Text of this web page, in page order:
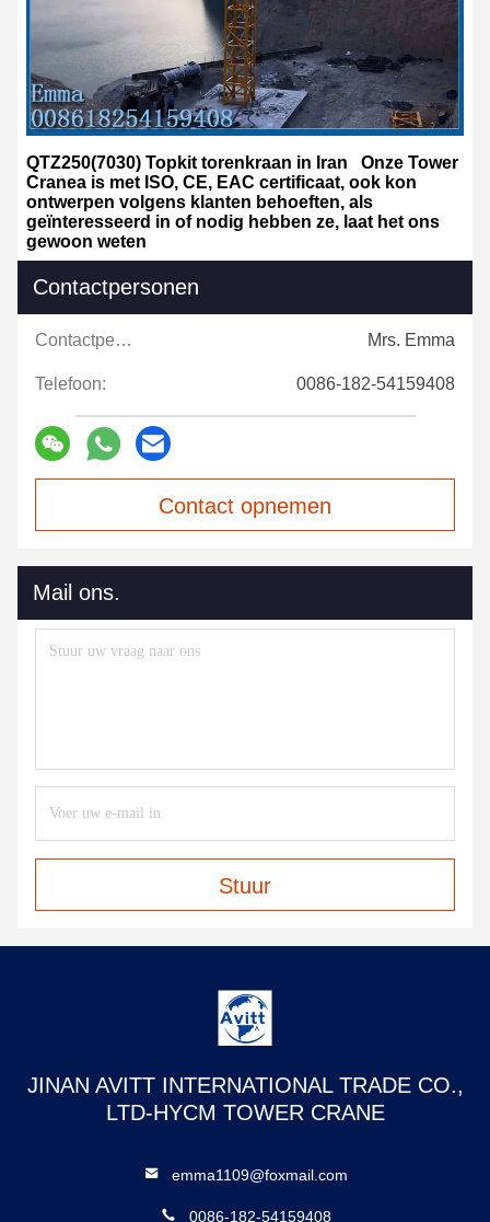
QTZ250(7030) Topkit torenkraan in Iran
Onze Tower
Cranea is met ISO, CE, EAC certificaat, ook kon
ontwerpen volgens klanten behoeften, als
geïnteresseerd in of nodig hebben ze, laat het ons
gewoon weten
Contactpersonen
Contactpersonen: Mrs. Emma
Telefoon: 0086-182-54159408
Contact opnemen
Mail ons.
Stuur
JINAN AVITT INTERNATIONAL TRADE CO.,
LTD-HYCM TOWER CRANE
emma1109@foxmail.com
0086-182-54159408